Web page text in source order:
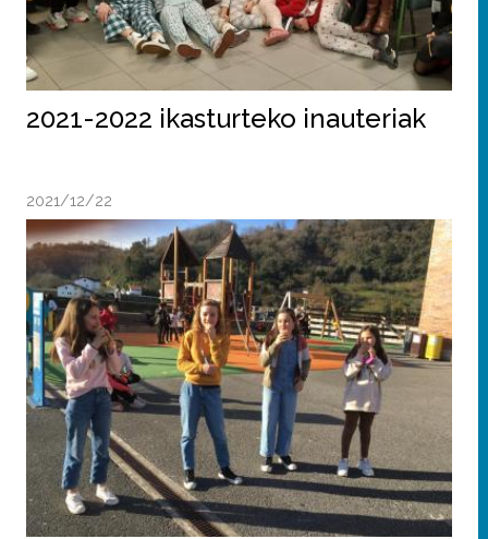
2021-2022 ikasturteko inauteriak
2021/12/22